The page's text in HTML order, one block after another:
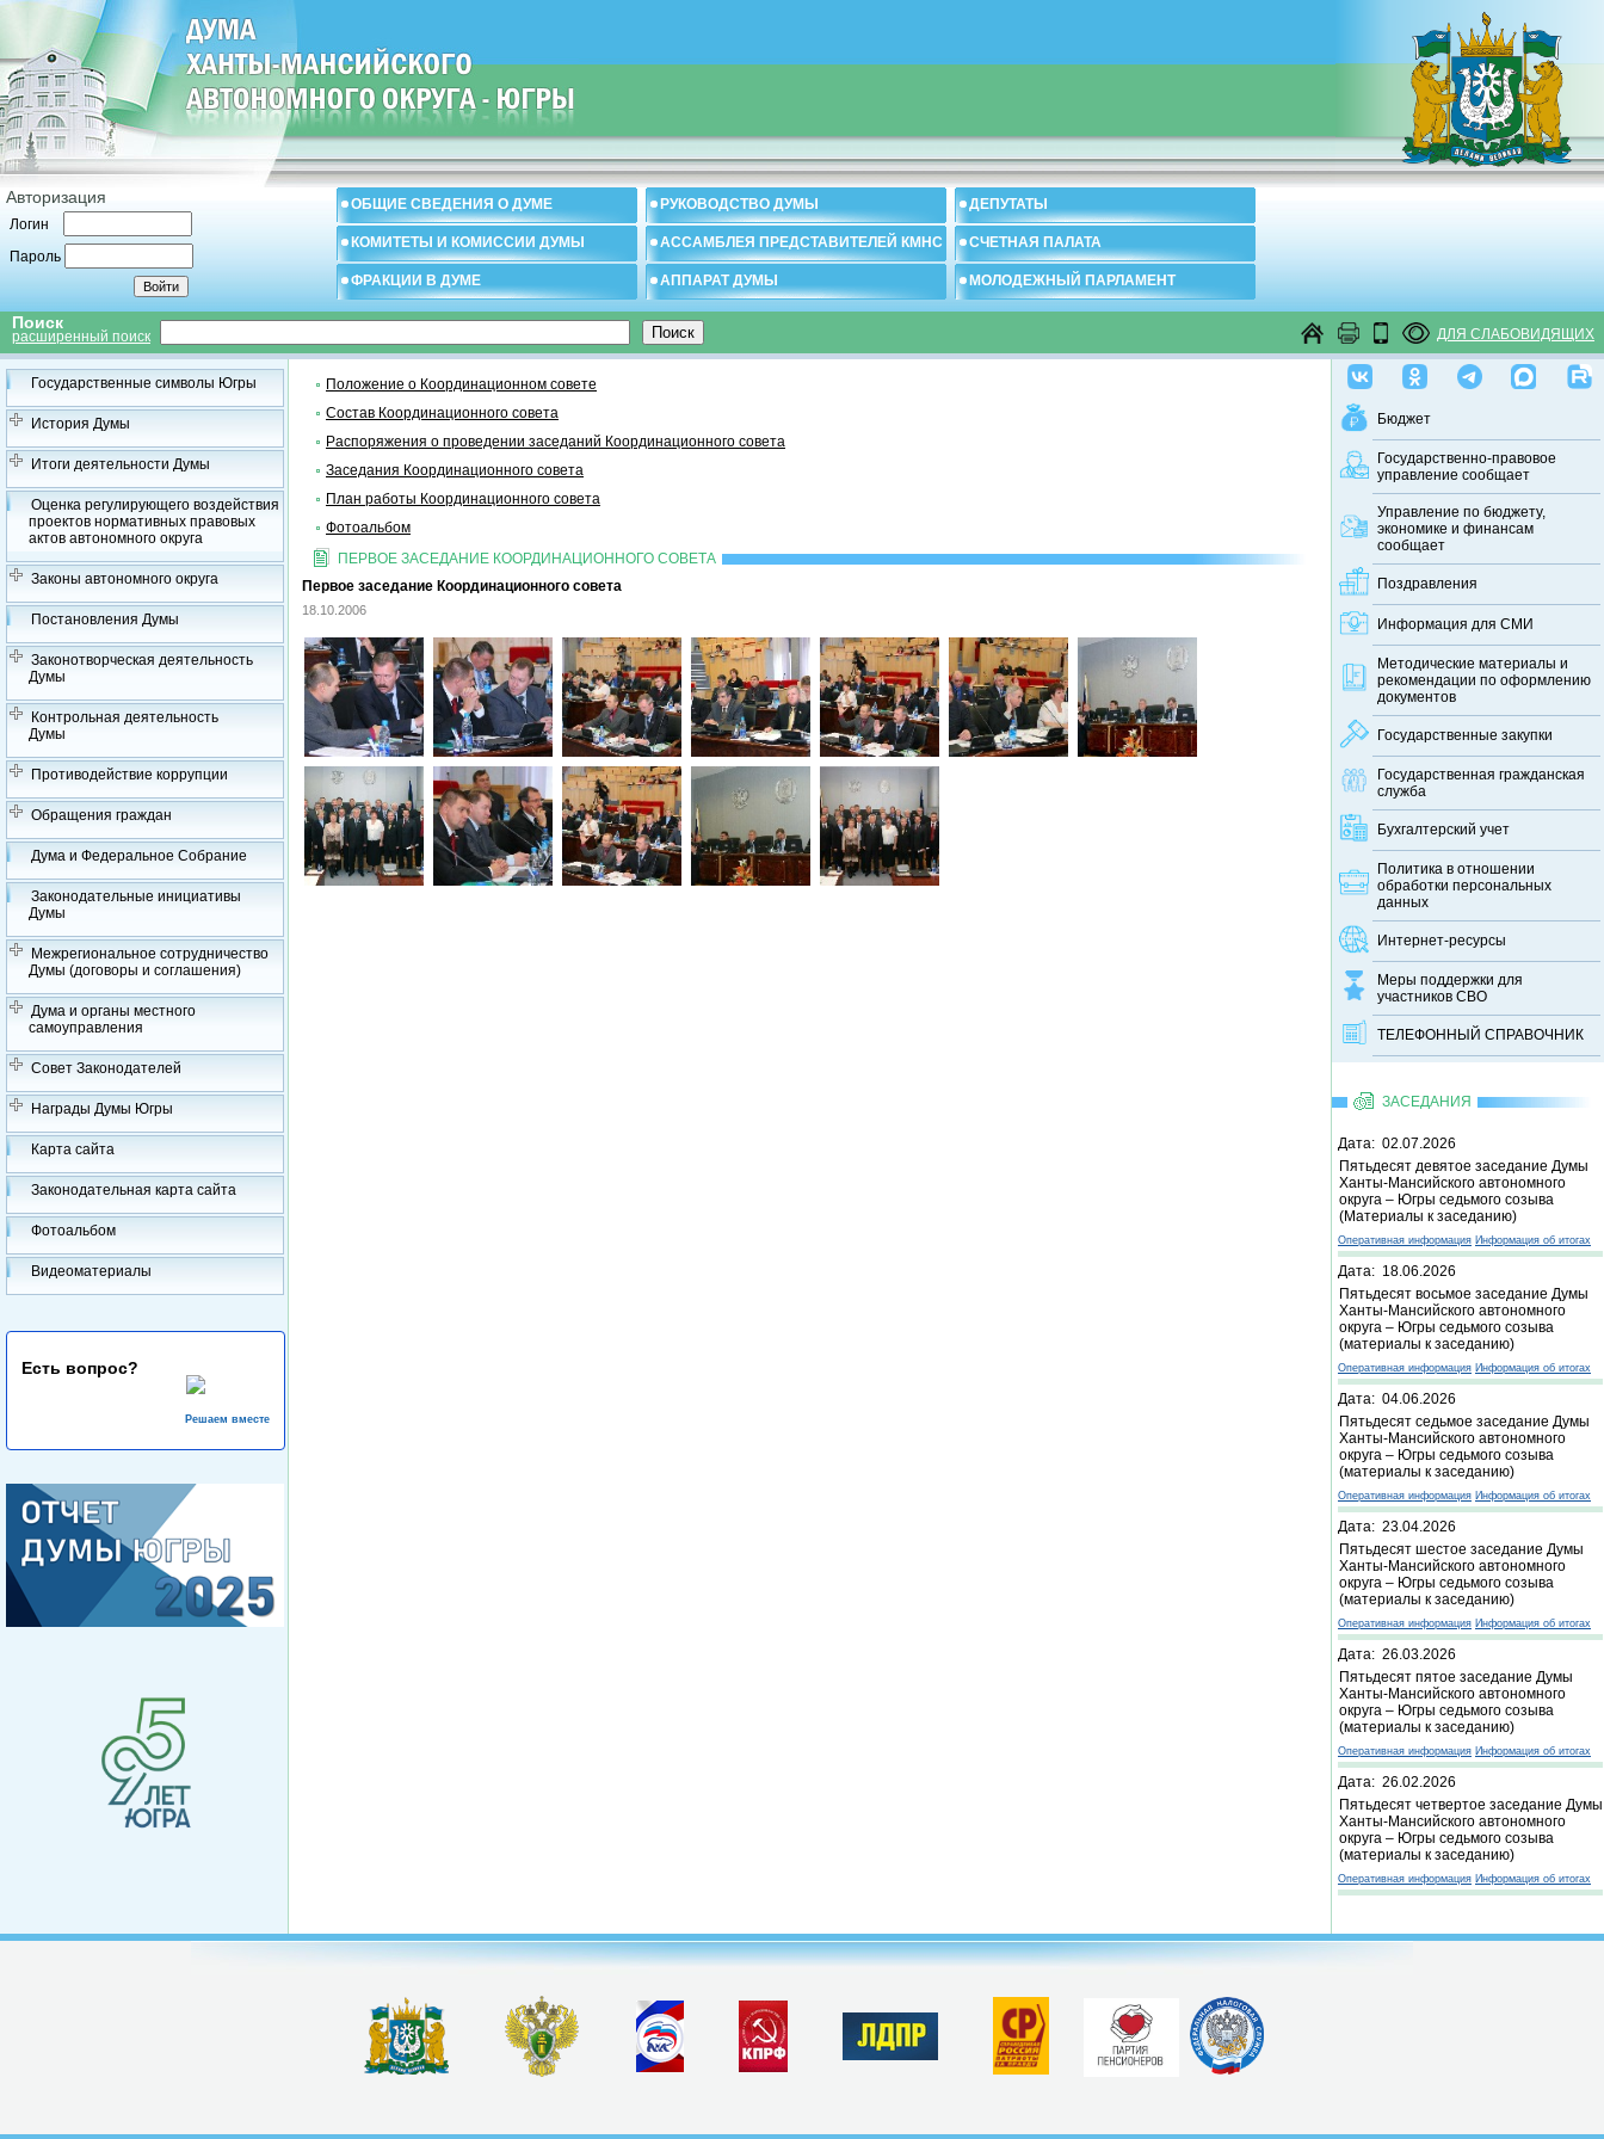
Авторизация
Логин
Пароль
ОБЩИЕ СВЕДЕНИЯ О ДУМЕ РУКОВОДСТВО ДУМЫ ДЕПУТАТЫ
КОМИТЕТЫ И КОМИССИИ ДУМЫ АССАМБЛЕЯ ПРЕДСТАВИТЕЛЕЙ КМНС СЧЕТНАЯ ПАЛАТА
ФРАКЦИИ В ДУМЕ АППАРАТ ДУМЫ МОЛОДЕЖНЫЙ ПАРЛАМЕНТ
Поиск
расширенный поиск ДЛЯ СЛАБОВИДЯЩИХ
Государственные символы Югры
История Думы
Итоги деятельности Думы
Оценка регулирующего воздействия
проектов нормативных правовых
актов автономного округа
Законы автономного округа
Постановления Думы
Законотворческая деятельность
Думы
Контрольная деятельность
Думы
Противодействие коррупции
Обращения граждан
Дума и Федеральное Собрание
Законодательные инициативы
Думы
Межрегиональное сотрудничество
Думы (договоры и соглашения)
Дума и органы местного
самоуправления
Совет Законодателей
Награды Думы Югры
Карта сайта
Законодательная карта сайта
Фотоальбом
Видеоматериалы
Есть вопрос?
Решаем вместе
Бюджет
Государственно-правовое
управление сообщает
Управление по бюджету,
экономике и финансам
сообщает
Поздравления
Информация для СМИ
Методические материалы и
рекомендации по оформлению
документов
Государственные закупки
Государственная гражданская
служба
Бухгалтерский учет
Политика в отношении
обработки персональных
данных
Интернет-ресурсы
Меры поддержки для
участников СВО
ТЕЛЕФОННЫЙ CПРАВОЧНИК
ЗАСЕДАНИЯ
Дата: 02.07.2026
Пятьдесят девятое заседание Думы
Ханты-Мансийского автономного
округа – Югры седьмого созыва
(Материалы к заседанию)
Оперативная информация Информация об итогах
Дата: 18.06.2026
Пятьдесят восьмое заседание Думы
Ханты-Мансийского автономного
округа – Югры седьмого созыва
(материалы к заседанию)
Оперативная информация Информация об итогах
Дата: 04.06.2026
Пятьдесят седьмое заседание Думы
Ханты-Мансийского автономного
округа – Югры седьмого созыва
(материалы к заседанию)
Оперативная информация Информация об итогах
Дата: 23.04.2026
Пятьдесят шестое заседание Думы
Ханты-Мансийского автономного
округа – Югры седьмого созыва
(материалы к заседанию)
Оперативная информация Информация об итогах
Дата: 26.03.2026
Пятьдесят пятое заседание Думы
Ханты-Мансийского автономного
округа – Югры седьмого созыва
(материалы к заседанию)
Оперативная информация Информация об итогах
Дата: 26.02.2026
Пятьдесят четвертое заседание Думы
Ханты-Мансийского автономного
округа – Югры седьмого созыва
(материалы к заседанию)
Оперативная информация Информация об итогах
Положение о Координационном совете
Состав Координационного совета
Распоряжения о проведении заседаний Координационного совета
Заседания Координационного cовета
План работы Координационного совета
Фотоальбом
ПЕРВОЕ ЗАСЕДАНИЕ КООРДИНАЦИОННОГО СОВЕТА
Первое заседание Координационного совета
18.10.2006